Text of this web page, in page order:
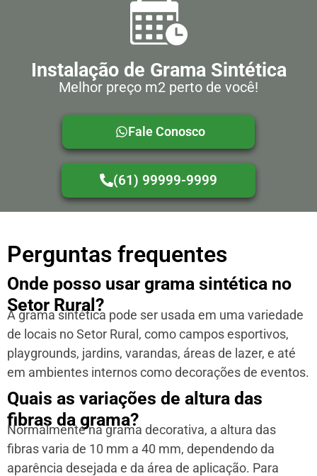
Instalação de Grama Sintética
Melhor preço m2 perto de você!
Fale Conosco
(61) 99999-9999
Perguntas frequentes
Onde posso usar grama sintética no
Setor Rural?
A grama sintética pode ser usada em uma variedade
de locais no Setor Rural, como campos esportivos,
playgrounds, jardins, varandas, áreas de lazer, e até
em ambientes internos como decorações de eventos.
Quais as variações de altura das
fibras da grama?
Normalmente na grama decorativa, a altura das
fibras varia de 10 mm a 40 mm, dependendo da
aparência desejada e da área de aplicação. Para